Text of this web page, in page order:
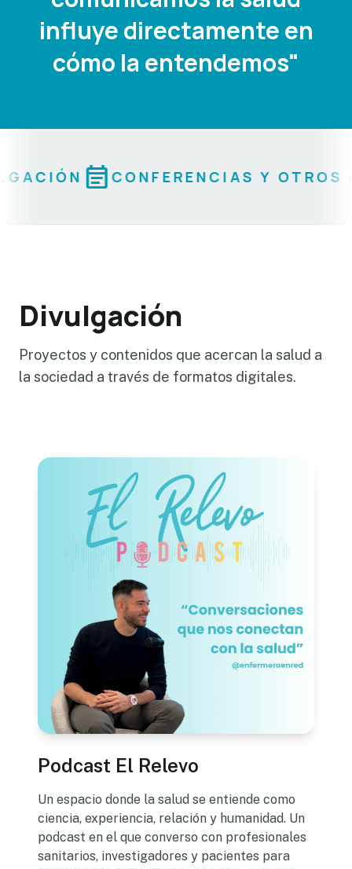
influye directamente en
cómo la entendemos"
event_noteCONFERENCIAS Y OTROS
Divulgación
Proyectos y contenidos que acercan la salud a
la sociedad a través de formatos digitales.
Podcast El Relevo
Un espacio donde la salud se entiende como
ciencia, experiencia, relación y humanidad. Un
podcast en el que converso con profesionales
sanitarios, investigadores y pacientes para